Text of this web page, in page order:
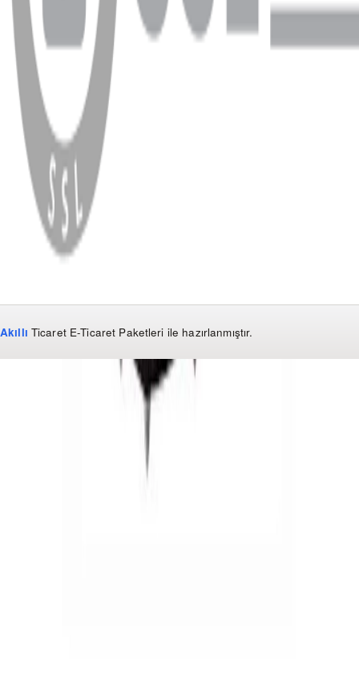
WhatsApp Facebook
Copyright
2026 Dükkan Hifi
Akıllı Ticaret E-Ticaret Paketleri ile hazırlanmıştır.